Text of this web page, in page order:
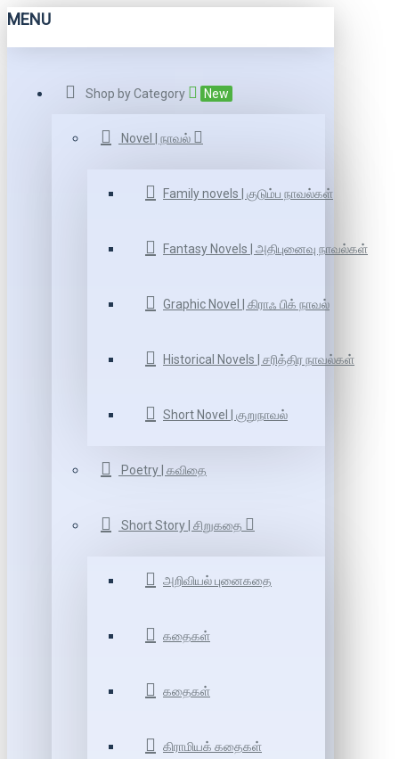
MENU
Shop by Category New
Novel | நாவல்
Family novels | குடும்ப நாவல்கள்
Fantasy Novels | அதிபுனைவு நாவல்கள்
Graphic Novel | கிராஃ பிக் நாவல்
Historical Novels | சரித்திர நாவல்கள்
Short Novel | குறுநாவல்
Poetry | கவிதை
Short Story | சிறுகதை
அறிவியல் புனைகதை
கதைகள்
கதைகள்
கிராமியக் கதைகள்